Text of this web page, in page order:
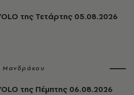
της Τετάρτης 05.08.2026
Μανδράκου
της Πέμπτης 06.08.2026